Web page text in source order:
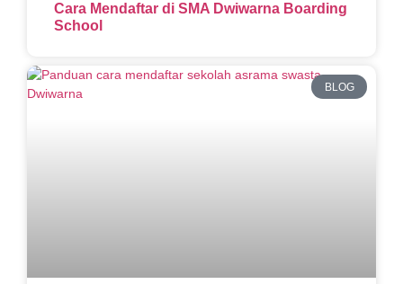
Cara Mendaftar di SMA Dwiwarna Boarding
School
BLOG